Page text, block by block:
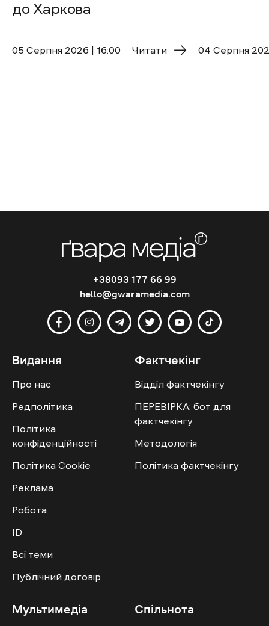
до Харкова
05 Cерпня 2026 | 16:00 Читати 04 Cерпня
+38093 177 66 99
hello@gwaramedia.com
Видання
Про нас
Редполітика
Політика
конфіденційності
Політика Cookie
Реклама
Робота
ID
Всі теми
Публічний договір
Фактчекінг
Відділ фактчекінгу
ПЕРЕВІРКА: бот для
фактчекінгу
Методологія
Політика фактчекінгу
Мультимедіа Спільнота